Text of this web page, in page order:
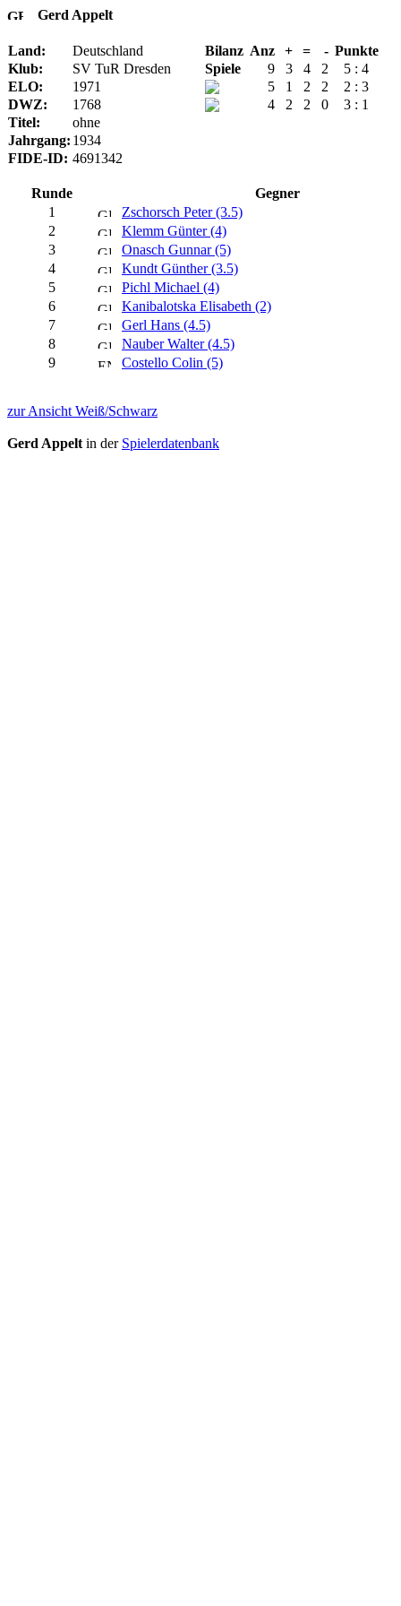
Gerd Appelt
Land: Deutschland Bilanz Anz + = - Punkte
Klub:
SV TuR Dresden Spiele 9 3 4 2
5 : 4
ELO:
1971 5 1 2 2
2 : 3
DWZ:
1768 4 2 2 0
3 : 1
Titel:
ohne
Jahrgang: 1934
FIDE-ID: 4691342
Runde
Gegner
1
Zschorsch Peter (3.5)
2
Klemm Günter (4)
3
Onasch Gunnar (5)
4
Kundt Günther (3.5)
5
Pichl Michael (4)
6
Kanibalotska Elisabeth (2)
7
Gerl Hans (4.5)
8
Nauber Walter (4.5)
9
Costello Colin (5)
zur Ansicht Weiß/Schwarz
Gerd Appelt in der Spielerdatenbank